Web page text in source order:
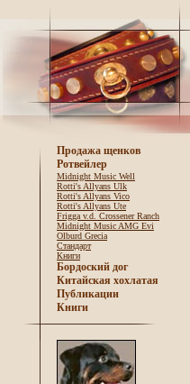
Продажа щенков
Ротвейлер
Midnight Music Well
Rotti's Allyans Ulk
Rotti's Allyans Vico
Rotti's Allyans Ute
Frigga v.d. Crossener Ranch
Midnight Music AMG Evi
Olburd Grecia
Стандарт
Книги
Бордоский дог
Китайская хохлатая
Публикации
Книги